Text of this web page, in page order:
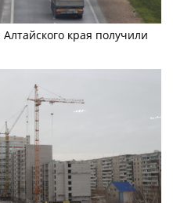
края получили